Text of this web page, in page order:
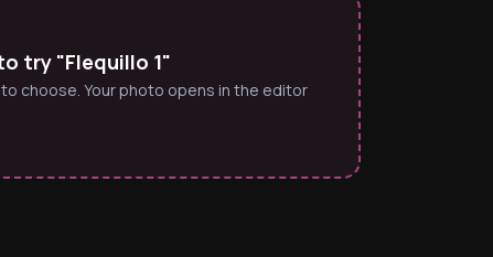
try "Flequillo 1"
choose. Your photo opens in the editor